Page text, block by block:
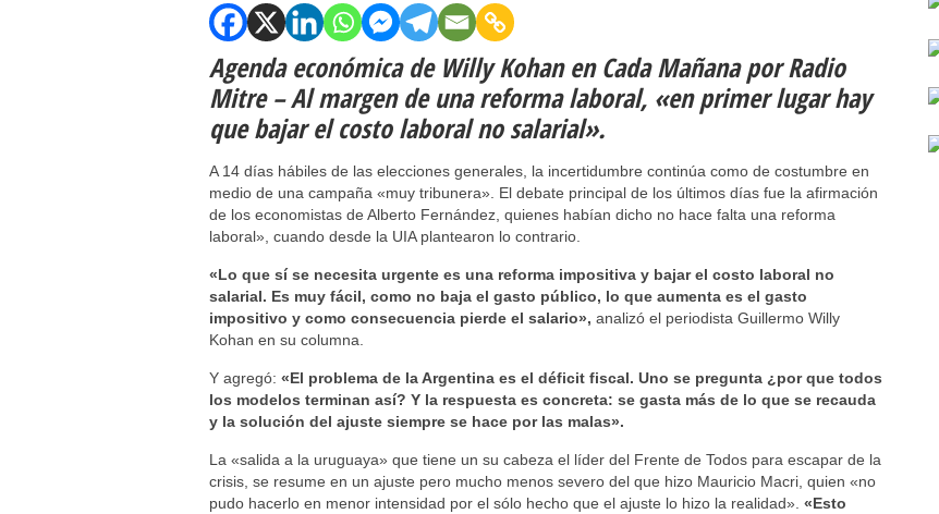
Agenda económica de Willy Kohan en Cada Mañana por Radio
Mitre – Al margen de una reforma laboral, «en primer lugar hay
que bajar el costo laboral no salarial».
A 14 días hábiles de las elecciones generales, la incertidumbre continúa como de costumbre en
medio de una campaña «muy tribunera». El debate principal de los últimos días fue la afirmación
de los economistas de Alberto Fernández, quienes habían dicho no hace falta una reforma
laboral», cuando desde la UIA plantearon lo contrario.
«Lo que sí se necesita urgente es una reforma impositiva y bajar el costo laboral no
salarial. Es muy fácil, como no baja el gasto público, lo que aumenta es el gasto
impositivo y como consecuencia pierde el salario», analizó el periodista Guillermo Willy
Kohan en su columna.
Y agregó: «El problema de la Argentina es el déficit fiscal. Uno se pregunta ¿por que todos
los modelos terminan así? Y la respuesta es concreta: se gasta más de lo que se recauda
y la solución del ajuste siempre se hace por las malas».
La «salida a la uruguaya» que tiene un su cabeza el líder del Frente de Todos para escapar de la
crisis, se resume en un ajuste pero mucho menos severo del que hizo Mauricio Macri, quien «no
pudo hacerlo en menor intensidad por el sólo hecho que el ajuste lo hizo la realidad». «Esto